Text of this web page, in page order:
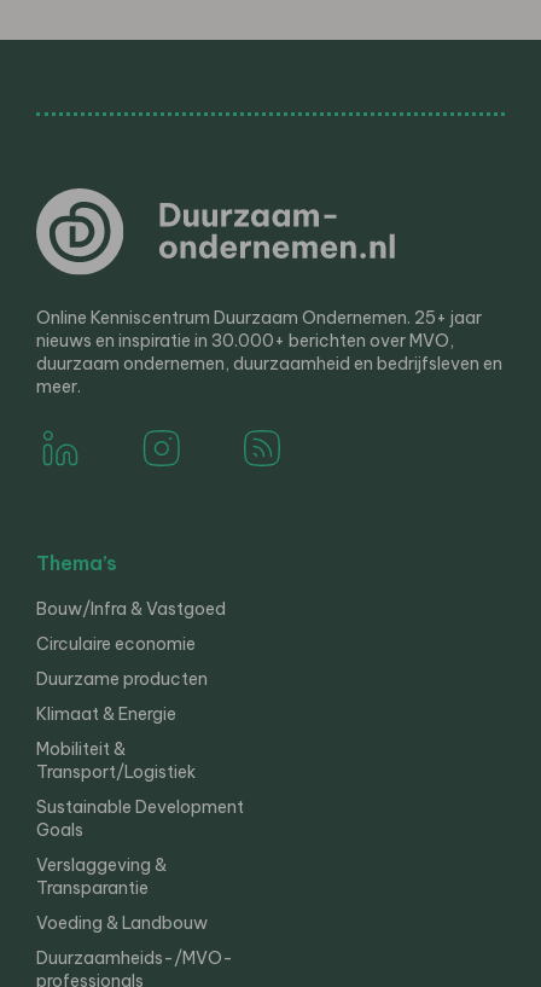
Online Kenniscentrum Duurzaam Ondernemen. 25+ jaar
nieuws en inspiratie in 30.000+ berichten over MVO,
duurzaam ondernemen, duurzaamheid en bedrijfsleven en
meer.
Thema’s
Bouw/Infra & Vastgoed
Circulaire economie
Duurzame producten
Klimaat & Energie
Mobiliteit &
Transport/Logistiek
Sustainable Development
Goals
Verslaggeving &
Transparantie
Voeding & Landbouw
Duurzaamheids-/MVO-
professionals